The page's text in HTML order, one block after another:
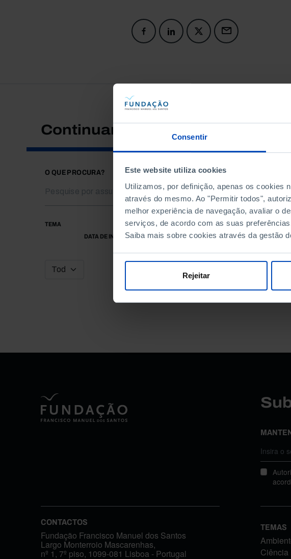
Consentir
Este website utiliza cookies
Utilizamos, por definição, apenas os cookies
através do mesmo. Ao "Permitir todos",
melhor experiência de navegação, avaliar o
serviços, de acordo com as suas
Saiba mais sobre cookies através da gestão
Rejeitar
Continuar a pesquisar
O QUE PROCURA?
TEMA
DATA DE INÍCIO
DATA
CONTACTOS
Fundação Francisco Manuel dos Santos
Largo Monterroio Mascarenhas,
nº 1, 7º piso, 1099-081 Lisboa - Portugal
TEMAS
Ciência